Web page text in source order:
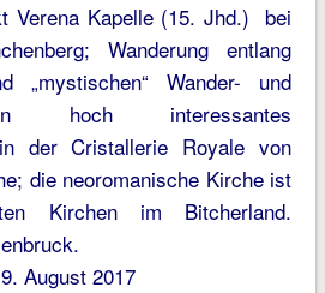
Verena Kapelle (15. Jhd.) bei
Wanderung entlang
„mystischen“ Wander- und
hoch interessantes
in der Cristallerie Royale von
die neoromanische Kirche ist
Kirchen im Bitcherland.
August 2017